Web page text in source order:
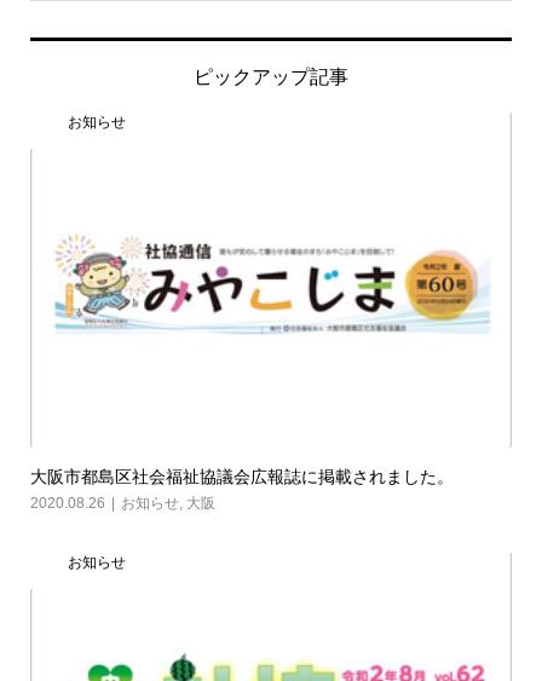
ピックアップ記事
お知らせ
大阪市都島区社会福祉協議会広報誌に掲載されました。
2020.08.26 お知らせ, 大阪
お知らせ